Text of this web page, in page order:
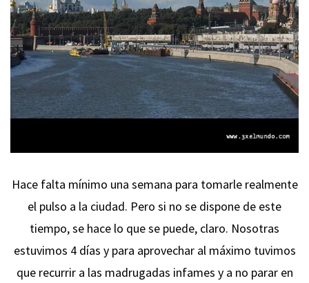
Hace falta mínimo una semana para tomarle realmente
el pulso a la ciudad. Pero si no se dispone de este
tiempo, se hace lo que se puede, claro. Nosotras
estuvimos 4 días y para aprovechar al máximo tuvimos
que recurrir a las madrugadas infames y a no parar en